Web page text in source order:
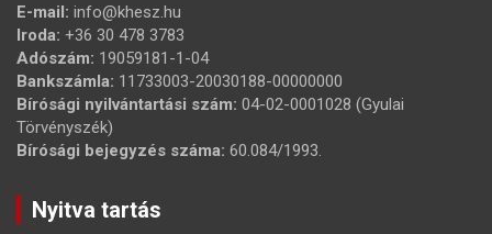
E-mail: info@khesz.hu
Iroda: +36 30 478 3783
Adószám: 19059181-1-04
Bankszámla: 11733003-20030188-00000000
Bírósági nyilvántartási szám: 04-02-0001028 (Gyulai
Törvényszék)
Bírósági bejegyzés száma: 60.084/1993.
Nyitva tartás